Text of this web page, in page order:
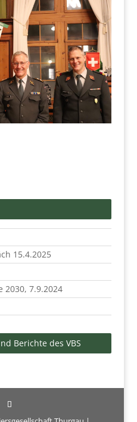
15.4.2025
2030, 7.9.2024
Berichte des VBS